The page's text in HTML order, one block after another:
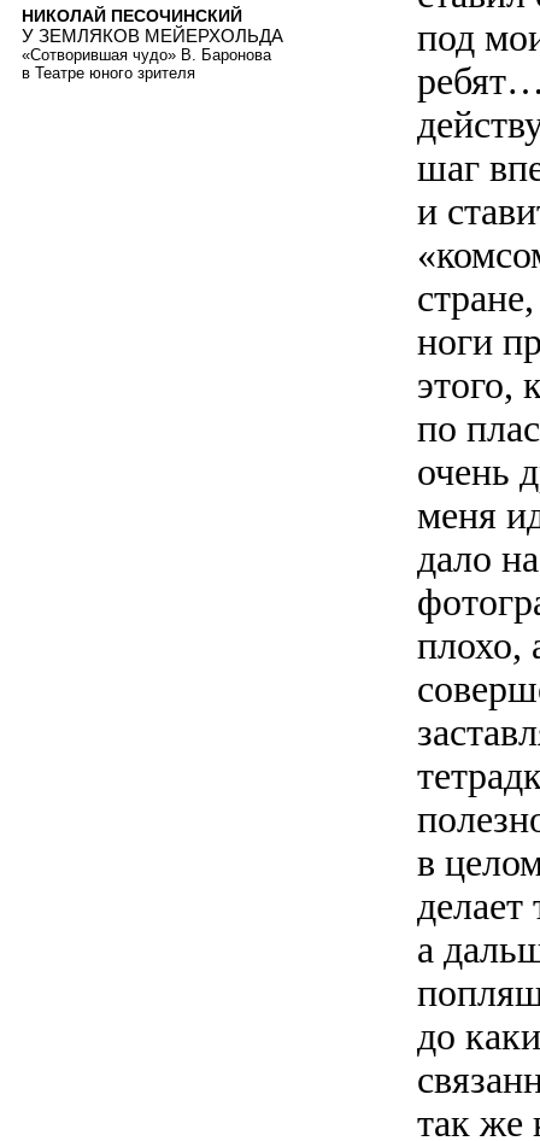
под
шаг
и
ноги
этого,
по
очень
меня
дало
плохо,
в
а
до
так же
НИКОЛАЙ ПЕСОЧИНСКИЙ
У ЗЕМЛЯКОВ МЕЙЕРХОЛЬДА
«Сотворившая чудо» В. Баронова
в Театре юного зрителя